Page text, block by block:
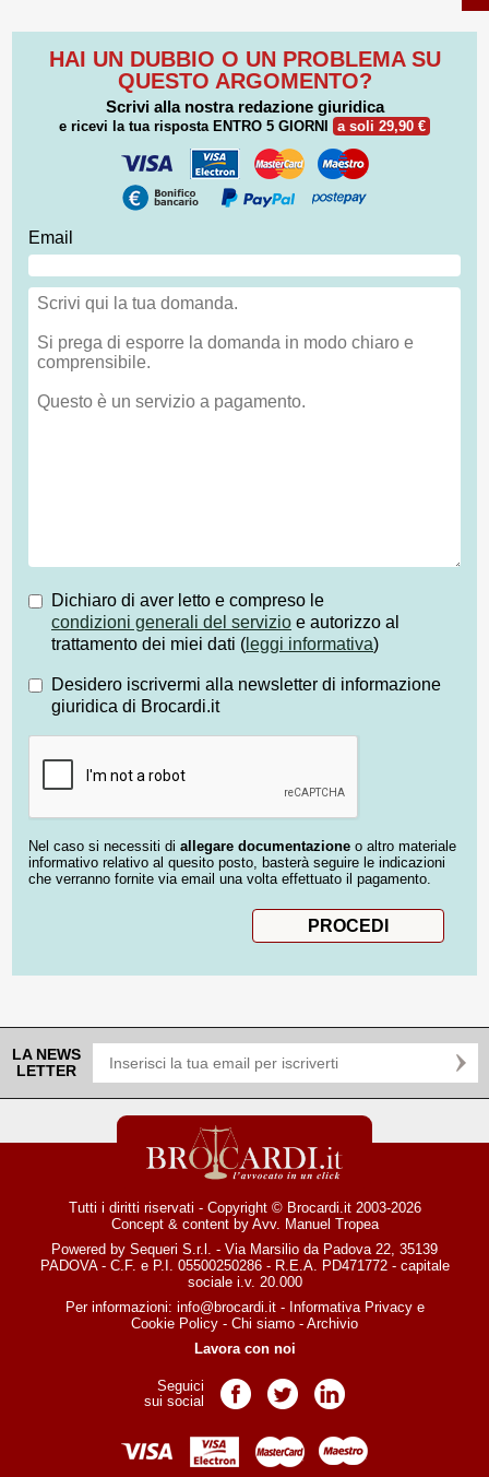
HAI UN DUBBIO O UN PROBLEMA SU
QUESTO ARGOMENTO?
Scrivi alla nostra redazione giuridica
e ricevi la tua risposta ENTRO 5 GIORNI a soli 29,90 €
Email
Dichiaro di aver letto e compreso le
condizioni generali del servizio e autorizzo al
trattamento dei miei dati ( leggi informativa)
Desidero iscrivermi alla newsletter di informazione
giuridica di Brocardi.it
Nel caso si necessiti di allegare documentazione o altro materiale
informativo relativo al quesito posto, basterà seguire le indicazioni
che verranno fornite via email una volta effettuato il pagamento.
LA NEWS
LETTER
Tutti i diritti riservati - Copyright © Brocardi.it 2003-2026
Concept & content by Avv. Manuel Tropea
Powered by Sequeri S.r.l. - Via Marsilio da Padova 22, 35139
PADOVA - C.F. e P.I. 05500250286 - R.E.A. PD471772 - capitale
sociale i.v. 20.000
Per informazioni: info@brocardi.it- Informativa Privacye
Cookie Policy - Chi siamo - Archivio
Lavora con noi
Seguici
sui social
Pagina Facebook
Pagina TwitterPagina LinkedIn